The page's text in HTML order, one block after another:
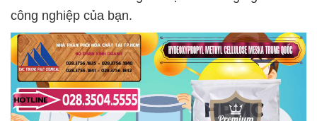
công nghiệp của bạn.